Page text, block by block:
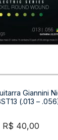
Giannini
(.013 –
R$ 40,00